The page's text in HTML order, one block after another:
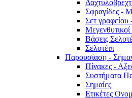
Σφραγίδες -
Σετ
Βάσεις
Σελοτέιπ
Παρουσίαση -
Πίνακες -
Συστήματα
Σημαίες
Ετικέτες